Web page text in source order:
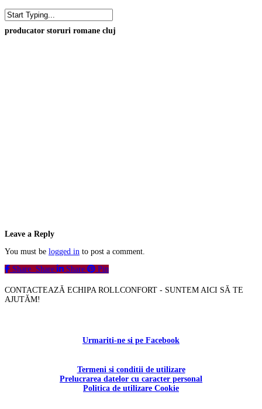
Search
producator storuri romane cluj
Leave a Reply
You must be logged in to post a comment.
Share Share Share Pin
CONTACTEAZĂ ECHIPA ROLLCONFORT - SUNTEM AICI SĂ TE
AJUTĂM!
Urmariti-ne si pe Facebook
Termeni si conditii de utilizare
Prelucrarea datelor cu caracter personal
Politica de utilizare Cookie